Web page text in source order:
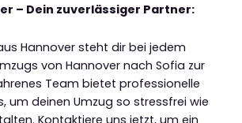
– Dein zuverlässiger Partner:
Hannover steht dir bei jedem
von Hannover nach Sofia zur
Team bietet professionelle
um deinen Umzug so stressfrei wie